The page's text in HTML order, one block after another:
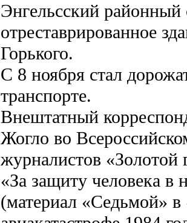
Энгельсский районный
отреставрированное
Горького.
С 8 ноября стал
транспорте.
Внештатный
Жогло во
журналистов «Золотой
«За защиту человека в
(материал «Седьмой»